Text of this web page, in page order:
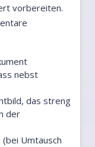
vorbereiten.
nebst
das streng
der
Umtausch